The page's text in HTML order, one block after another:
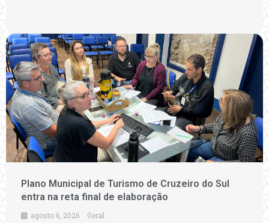
Plano Municipal de Turismo de Cruzeiro do Sul
entra na reta final de elaboração
agosto 6, 2026 Geral